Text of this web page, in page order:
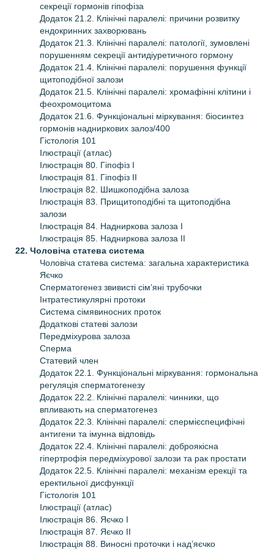
секреції гормонів гіпофіза
Додаток 21.2. Клінічні паралелі: причини розвитку
ендокринних захворювань
Додаток 21.3. Клінічні паралелі: патології, зумовлені
порушенням секреції антидіуретичного гормону
Додаток 21.4. Клінічні паралелі: порушення функції
щитоподібної залози
Додаток 21.5. Клінічні паралелі: хромафінні клітини і
феохромоцитома
Додаток 21.6. Функціональні міркування: біосинтез
гормонів надниркових залоз/400
Гістологія 101
Ілюстрації (атлас)
Ілюстрація 80. Гіпофіз І
Ілюстрація 81. Гіпофіз ІІ
Ілюстрація 82. Шишкоподібна залоза
Ілюстрація 83. Прищитоподібні та щитоподібна
залози
Ілюстрація 84. Надниркова залоза І
Ілюстрація 85. Надниркова залоза ІІ
22. Чоловіча статева система
Чоловіча статева система: загальна характеристика
Яєчко
Сперматогенез звивисті сім’яні трубочки
Інтратестикулярні протоки
Система сімявиносних проток
Додаткові статеві залози
Передміхурова залоза
Сперма
Статевий член
Додаток 22.1. Функціональні міркування: гормональна
регуляція сперматогенезу
Додаток 22.2. Клінічні паралелі: чинники, що
впливають на сперматогенез
Додаток 22.3. Клінічні паралелі: спермієспецифічні
антигени та імунна відповідь
Додаток 22.4. Клінічні паралелі: доброякісна
гіпертрофія передміхурової залози та рак простати
Додаток 22.5. Клінічні паралелі: механізм ерекції та
еректильної дисфункції
Гістологія 101
Ілюстрації (атлас)
Ілюстрація 86. Яєчко І
Ілюстрація 87. Яєчко ІІ
Ілюстрація 88. Виносні проточки і над’яєчко